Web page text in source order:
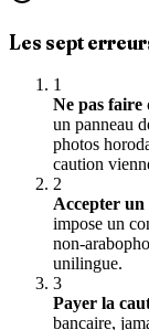
Les sept
1
Ne pas faire
un panneau
photos
caution
2
Accepter un
impose un
non-
unilingue.
3
Payer la
bancaire,